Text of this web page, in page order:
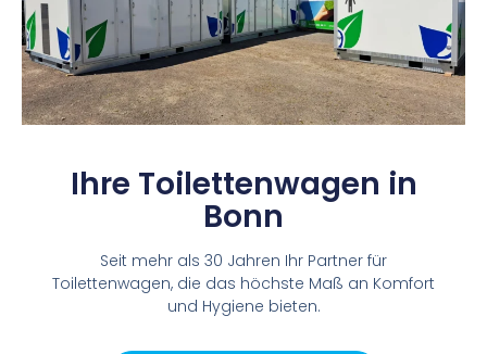
Ihre Toilettenwagen in
Bonn
Seit mehr als 30 Jahren Ihr Partner für
Toilettenwagen, die das höchste Maß an Komfort
und Hygiene bieten.